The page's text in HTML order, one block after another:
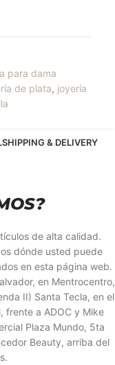
para dama
de plata, joyería
SHIPPING & DELIVERY
de alta calidad.
dónde usted puede
en esta página web.
en Mentrocentro,
II) Santa Tecla, en el
frente a ADOC y Mike
Plaza Mundo, 5ta
Beauty, arriba del